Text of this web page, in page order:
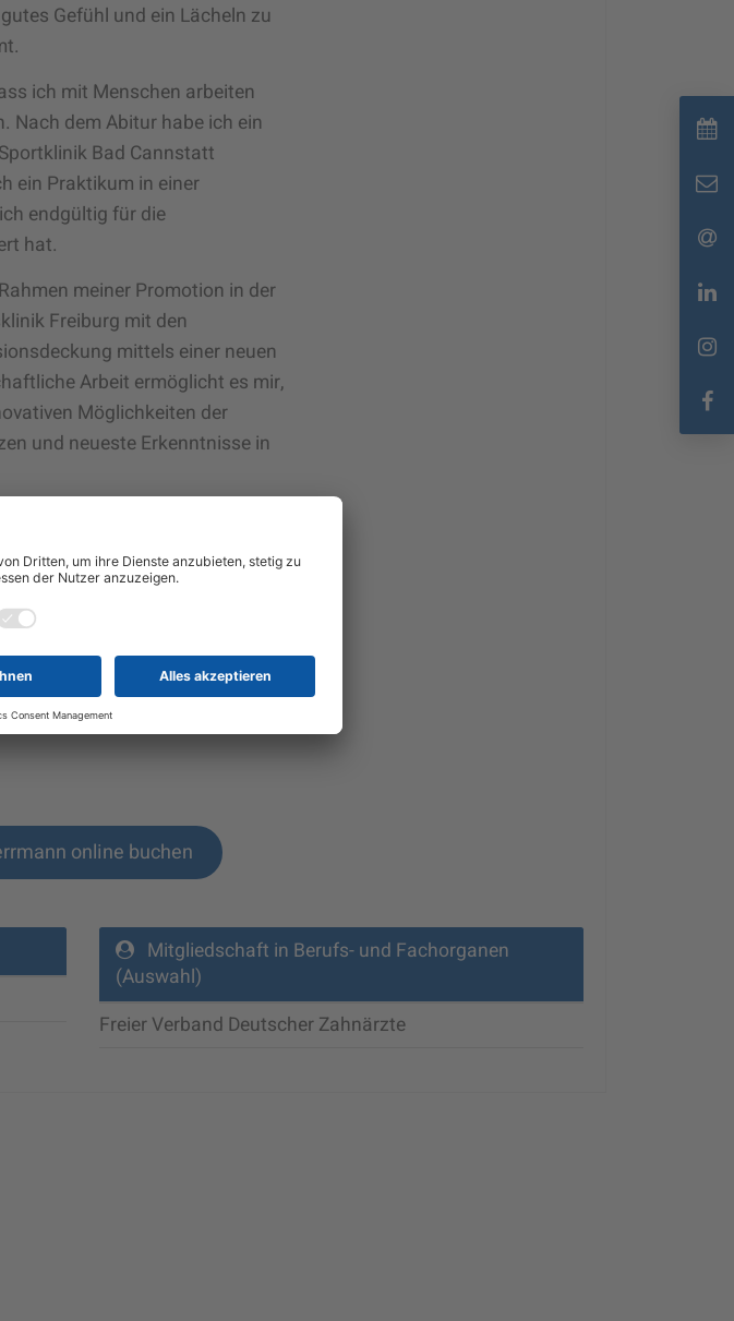
Gefühl und ein Lächeln zu
ich mit Menschen arbeiten
Nach dem Abitur habe ich ein
Bad Cannstatt
ein Praktikum in einer
endgültig für die
hat.
meiner Promotion in der
Freiburg mit den
mittels einer neuen
Arbeit ermöglicht es mir,
Möglichkeiten der
und neueste Erkenntnisse in
verbringe ich gerne Zeit mit
meiner Freizeit spiele ich
genieße es, beim
verbringen. Nach Abschluss
in unserer Praxis begrüßen
online buchen
Mitgliedschaft in Berufs- und Fachorganen
(Auswahl)
Freier Verband Deutscher Zahnärzte